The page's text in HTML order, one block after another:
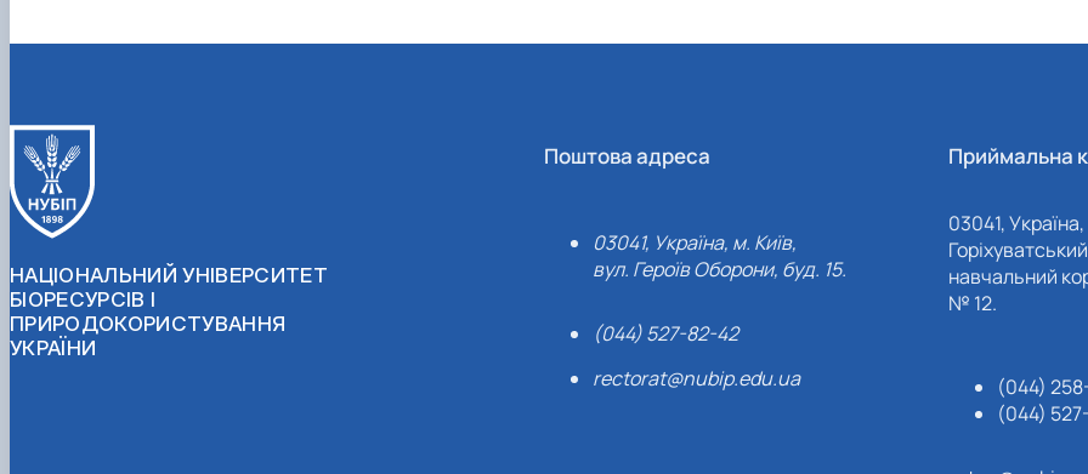
НАЦІОНАЛЬНИЙ УНІВЕРСИТЕТ
БІОРЕСУРСІВ І
ПРИРОДОКОРИСТУВАННЯ
УКРАЇНИ
Поштова адреса
03041, Україна, м. Київ,
вул. Героїв Оборони, буд. 15.
(044) 527-82-42
rectorat@nubip.edu.ua
Приймальна
03041,
навчальний
№ 12.
(044)
(044)